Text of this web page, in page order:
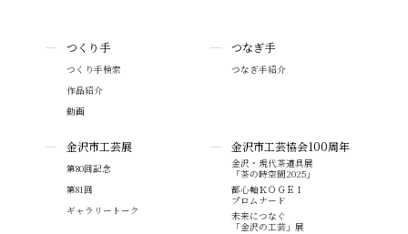
つくり手
つくり手検索
作品紹介
動画
つなぎ手
つなぎ手紹介
金沢市工芸展
第80回記念
第81回
ギャラリートーク
金沢市工芸協会100周年
金沢・現代茶道具展
「茶の時空間2025」
都心軸ＫＯＧＥＩ
プロムナード
未来につなぐ
「金沢の工芸」展